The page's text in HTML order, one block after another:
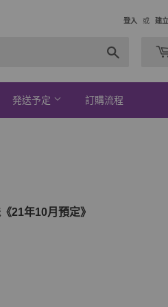
登入 或 建
発送予定 訂購流程
21年10月預定》